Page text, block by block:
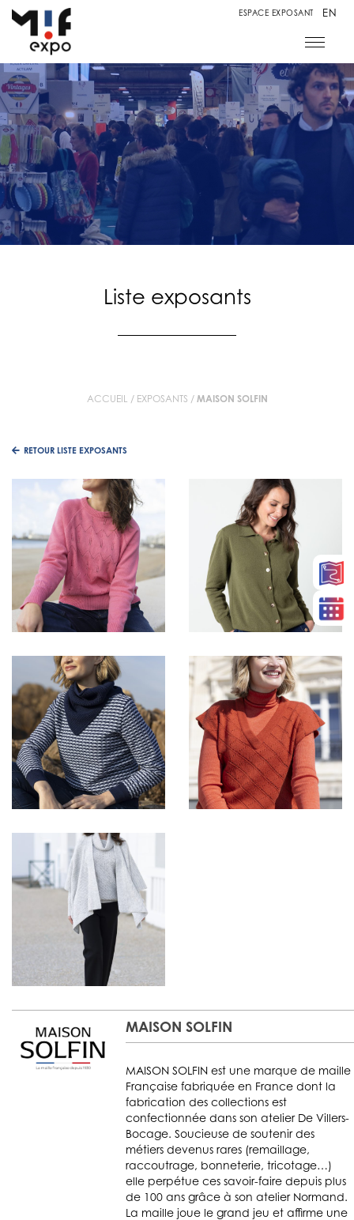
ESPACE EXPOSANT EN
Liste exposants
ACCUEIL / EXPOSANTS / MAISON SOLFIN
RETOUR LISTE EXPOSANTS
MAISON SOLFIN
MAISON SOLFIN est une marque de maille
Française fabriquée en France dont la
fabrication des collections est
confectionnée dans son atelier De Villers-
Bocage. Soucieuse de soutenir des
métiers devenus rares (remaillage,
raccoutrage, bonneterie, tricotage…)
elle perpétue ces savoir-faire depuis plus
de 100 ans grâce à son atelier Normand.
La maille joue le grand jeu et affirme une